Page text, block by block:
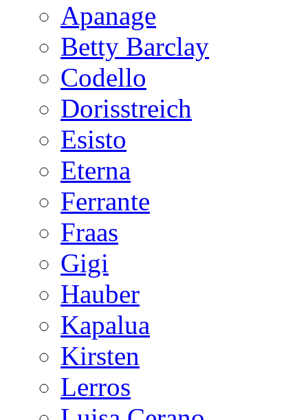
Apanage
Betty Barclay
Codello
Dorisstreich
Esisto
Eterna
Ferrante
Fraas
Gigi
Hauber
Kapalua
Kirsten
Lerros